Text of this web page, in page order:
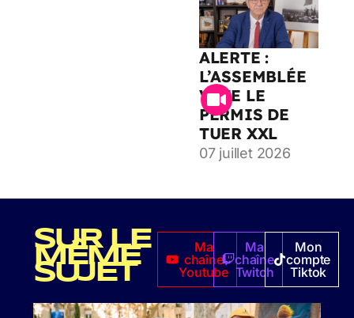
ALERTE :
L’ASSEMBLÉE
VOTE LE
PERMIS DE
TUER XXL
07 juillet 2026
SUR LE
MÊME
SUJET
Ma
chaîne
Youtube
Ma
chaîne
Twitch
Mon
compte
Tiktok